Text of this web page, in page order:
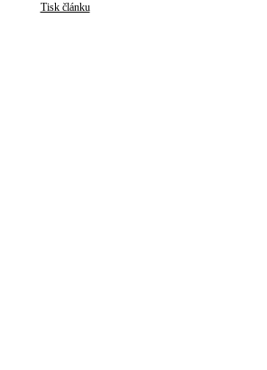
Tisk článku